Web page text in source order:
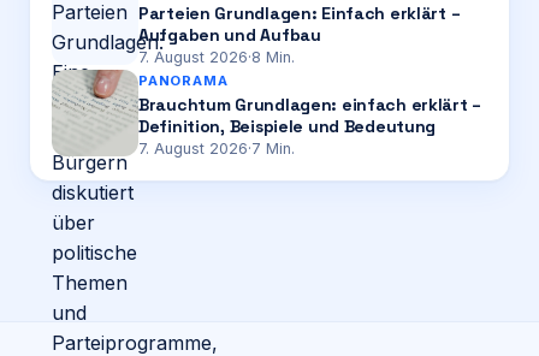
Parteien Grundlagen: Einfach erklärt –
Aufgaben und Aufbau
7. August 2026·8 Min.
PANORAMA
Brauchtum Grundlagen: einfach erklärt –
Definition, Beispiele und Bedeutung
7. August 2026·7 Min.